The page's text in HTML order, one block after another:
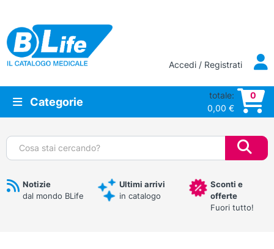
Vai al contenuto principale
Accedi / Registrati
Categorie
totale:
0,00 €
0
Cerca:
Notizie
dal mondo BLife
Ultimi arrivi
in catalogo
Sconti e
offerte
Fuori tutto!